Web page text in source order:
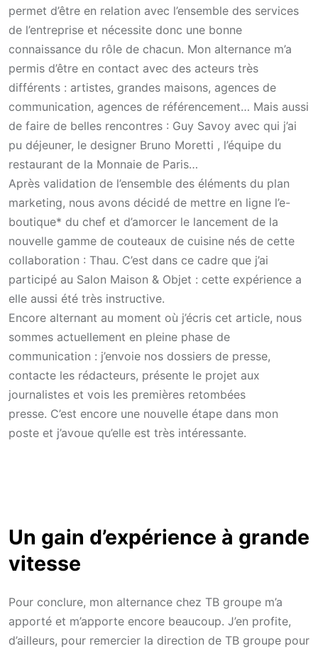
permet d’être en relation avec l’ensemble des services
de l’entreprise et nécessite donc une bonne
connaissance du rôle de chacun. Mon alternance m’a
permis d’être en contact avec des acteurs très
différents : artistes, grandes maisons, agences de
communication, agences de référencement… Mais aussi
de faire de belles rencontres : Guy Savoy avec qui j’ai
pu déjeuner, le designer Bruno Moretti , l’équipe du
restaurant de la Monnaie de Paris…
Après validation de l’ensemble des éléments du plan
marketing, nous avons décidé de mettre en ligne l’e-
boutique* du chef et d’amorcer le lancement de la
nouvelle gamme de couteaux de cuisine nés de cette
collaboration : Thau. C’est dans ce cadre que j’ai
participé au Salon Maison & Objet : cette expérience a
elle aussi été très instructive.
Encore alternant au moment où j’écris cet article, nous
sommes actuellement en pleine phase de
communication : j’envoie nos dossiers de presse,
contacte les rédacteurs, présente le projet aux
journalistes et vois les premières retombées
presse. C’est encore une nouvelle étape dans mon
poste et j’avoue qu’elle est très intéressante.
Un gain d’expérience à grande
vitesse
Pour conclure, mon alternance chez TB groupe m’a
apporté et m’apporte encore beaucoup. J’en profite,
d’ailleurs, pour remercier la direction de TB groupe pour